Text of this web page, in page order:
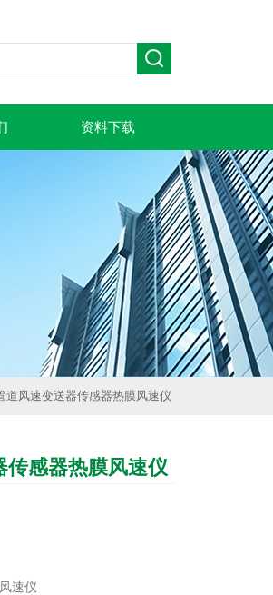
资料下载
道风速变送器传感器热膜风速仪
传感器热膜风速仪
速仪